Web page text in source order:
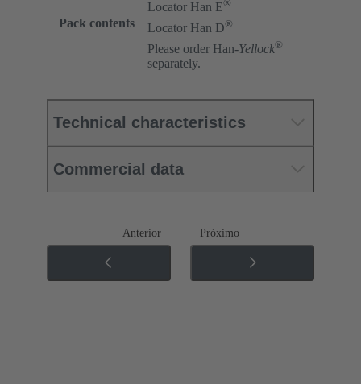
Pack contents
Locator Han E®
Locator Han D®
Please order Han-Yellock®
separately.
Technical characteristics
Commercial data
Anterior Próximo